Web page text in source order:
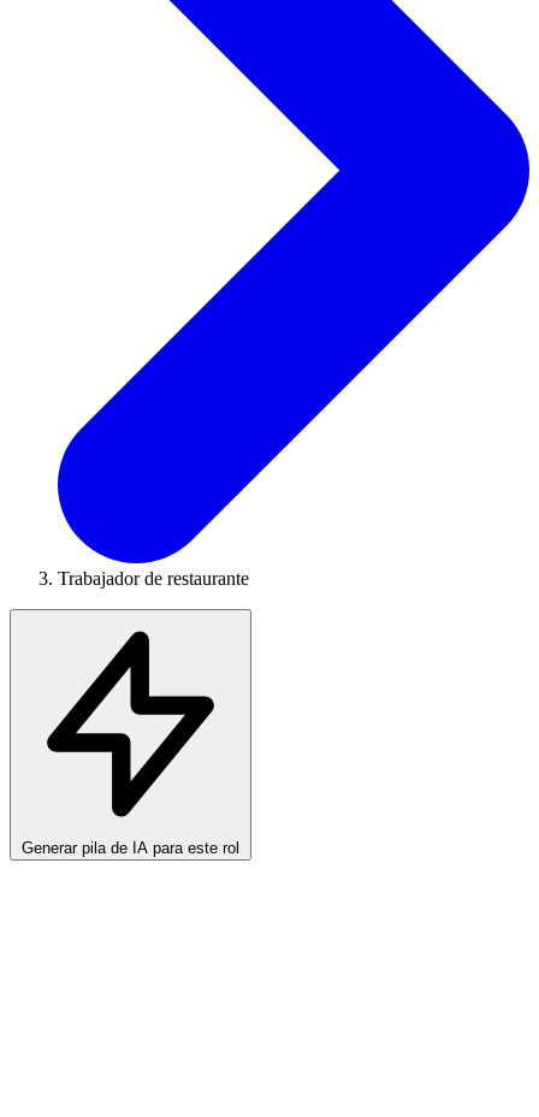
Trabajador de restaurante
Generar pila de IA para este rol